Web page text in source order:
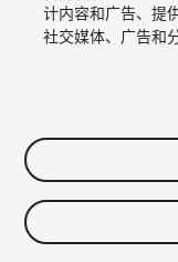
$19.99
增值税将在结算时计算
计内容和广告、提
社交媒体、广告和